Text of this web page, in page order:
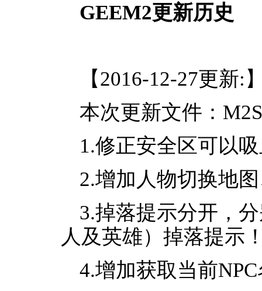
GEEM2更新历史
【2016-12-27更新:
本次更新文件：
1.修正安全区可以
2.增加人物切换地
3.掉落提示分开，
人及英雄）掉落提示
4.增加获取当前